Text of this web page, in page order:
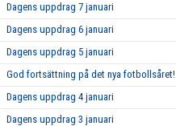
Dagens uppdrag 7 januari
Dagens uppdrag 6 januari
Dagens uppdrag 5 januari
God fortsättning på det nya fotbollsåret!
Dagens uppdrag 4 januari
Dagens uppdrag 3 januari